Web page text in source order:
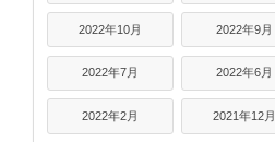
2022年10月 2022年9月
2022年7月 2022年6月
2022年2月 2021年12月